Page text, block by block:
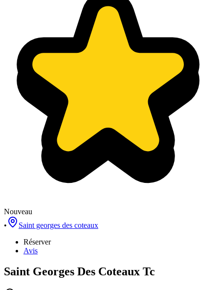
Nouveau
•
Saint georges des coteaux
Réserver
Avis
Saint Georges Des Coteaux Tc